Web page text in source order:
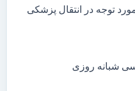
توجه در انتقال پزشکی
شبانه روزی